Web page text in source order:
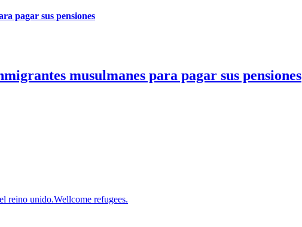
pagar sus pensiones
musulmanes para pagar sus pensiones
reino unido.Wellcome refugees.